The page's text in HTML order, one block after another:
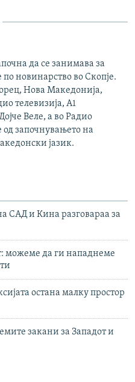
да се занимава за
новинарство во Скопје.
Нова Македонија,
телевизија, А1
Веле, а во Радио
од започнувањето на
јазик.
САД и Кина разговараа за
можеме да ги нападнеме
остана малку простор
закани за Западот и